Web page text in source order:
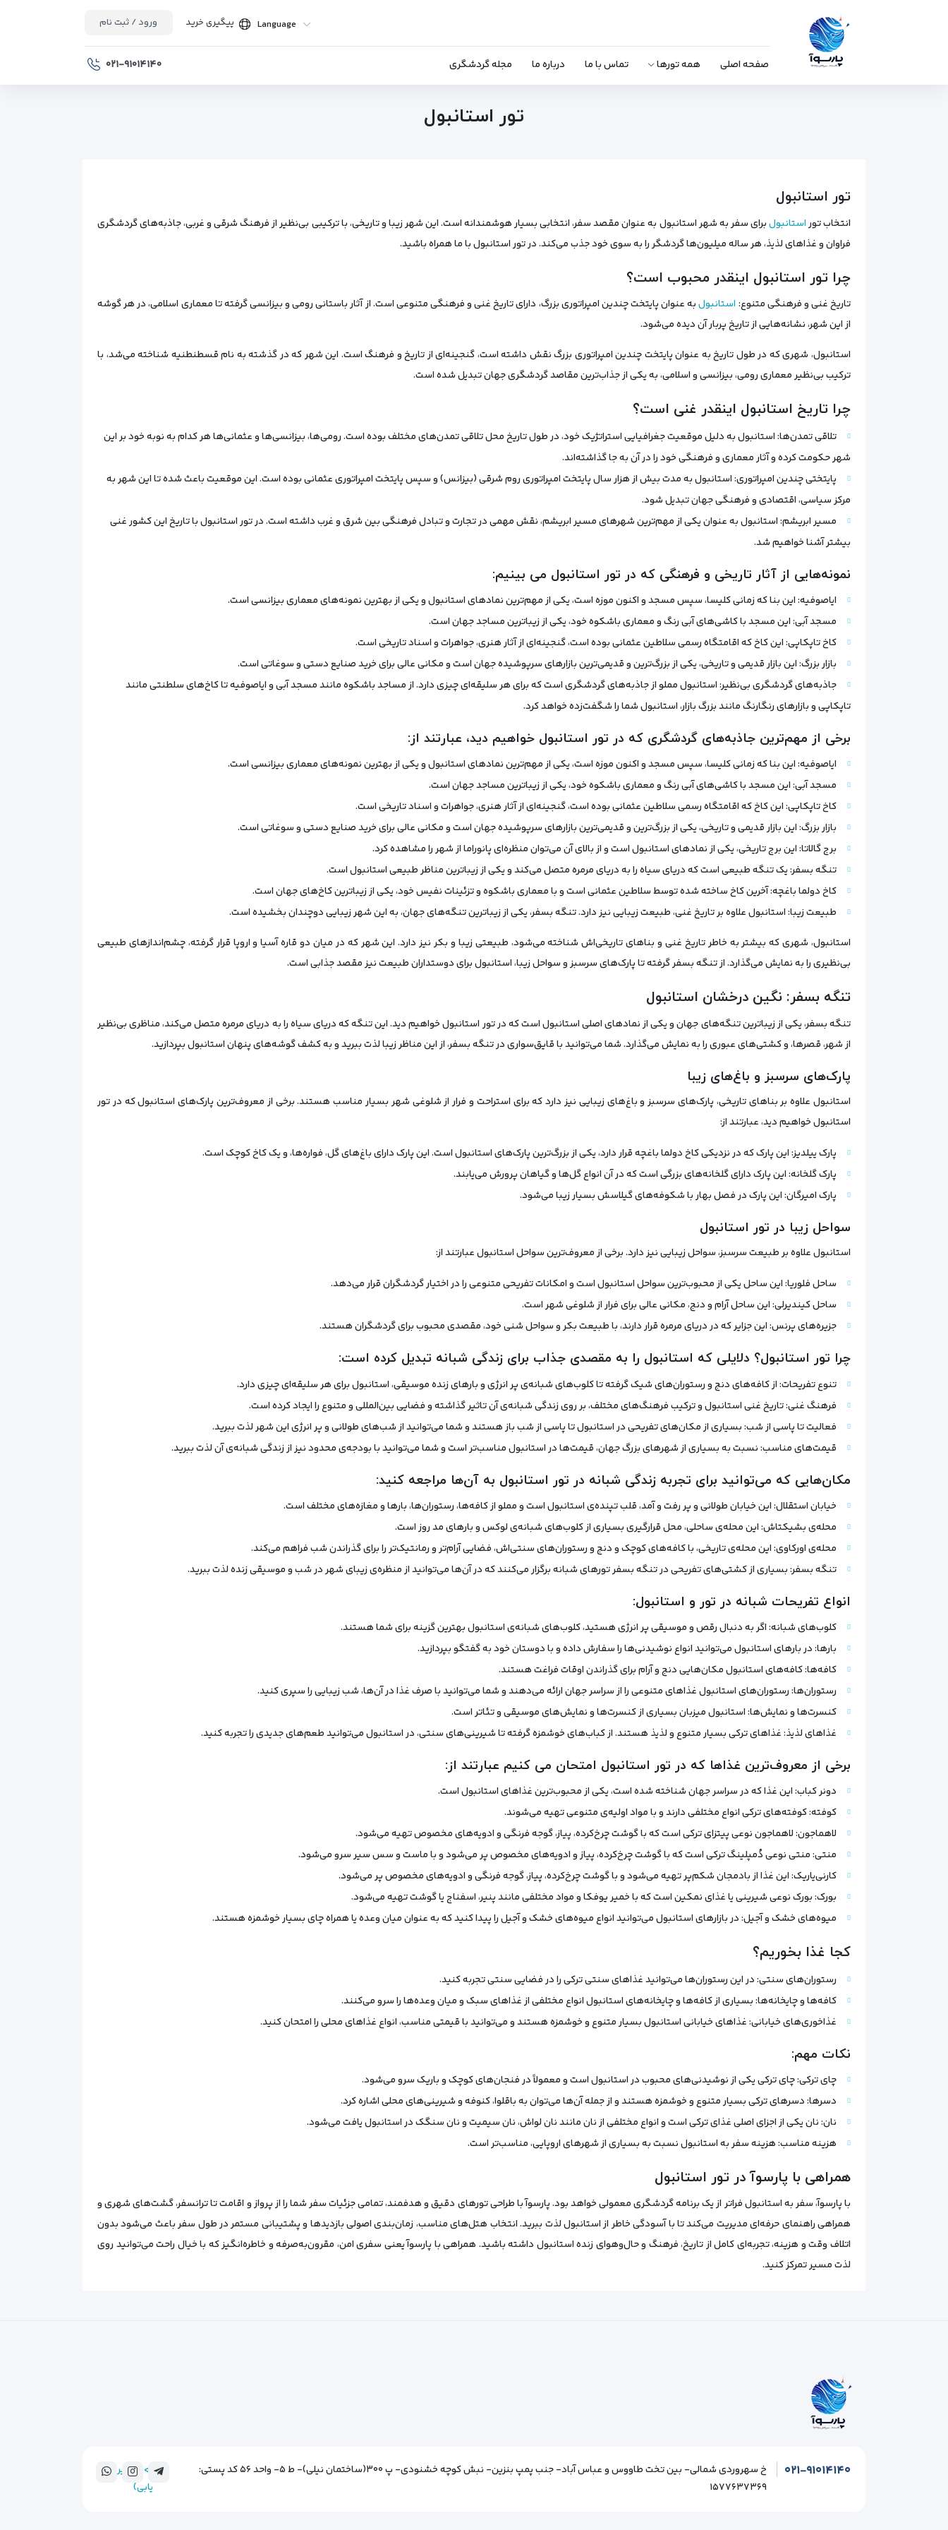
Language پیگیری خرید ورود / ثبت نام
صفحه اصلی همه تورها تماس با ما درباره ما مجله گردشگری ۰۲۱-۹۱۰۱۴۱۴۰
تور استانبول
تور استانبول
انتخاب توراستانبولبرای سفر به شهر استانبول به عنوان مقصد سفر، انتخابی بسیار هوشمندانه است. این شهر زیبا و تاریخی، با ترکیبی بی‌نظیر از فرهنگ شرقی و غربی، جاذبه‌های گردشگری
فراوان و غذاهای لذیذ، هر ساله میلیون‌ها گردشگر را به سوی خود جذب می‌کند. در تور استانبول با ما همراه باشید.
چرا تور استانبول اینقدر محبوب است؟
تاریخ غنی و فرهنگی متنوع: استانبولبه عنوان پایتخت چندین امپراتوری بزرگ، دارای تاریخ غنی و فرهنگی متنوعی است. از آثار باستانی رومی و بیزانسی گرفته تا معماری اسلامی، در هر گوشه
از این شهر، نشانه‌هایی از تاریخ پربار آن دیده می‌شود.
استانبول، شهری که در طول تاریخ به عنوان پایتخت چندین امپراتوری بزرگ نقش داشته است، گنجینه‌ای از تاریخ و فرهنگ است. این شهر که در گذشته به نام قسطنطنیه شناخته می‌شد، با
ترکیب بی‌نظیر معماری رومی، بیزانسی و اسلامی، به یکی از جذاب‌ترین مقاصد گردشگری جهان تبدیل شده است.
چرا تاریخ استانبول اینقدر غنی است؟
تلاقی تمدن‌ها: استانبول به دلیل موقعیت جغرافیایی استراتژیک خود، در طول تاریخ محل تلاقی تمدن‌های مختلف بوده است. رومی‌ها، بیزانسی‌ها و عثمانی‌ها هر کدام به نوبه خود بر این
شهر حکومت کرده و آثار معماری و فرهنگی خود را در آن به جا گذاشته‌اند.
پایتختی چندین امپراتوری: استانبول به مدت بیش از هزار سال پایتخت امپراتوری روم شرقی (بیزانس) و سپس پایتخت امپراتوری عثمانی بوده است. این موقعیت باعث شده تا این شهر به
مرکز سیاسی، اقتصادی و فرهنگی جهان تبدیل شود.
مسیر ابریشم: استانبول به عنوان یکی از مهم‌ترین شهرهای مسیر ابریشم، نقش مهمی در تجارت و تبادل فرهنگی بین شرق و غرب داشته است. در تور استانبول با تاریخ این کشور غنی
بیشتر آشنا خواهیم شد.
نمونه‌هایی از آثار تاریخی و فرهنگی که در تور استانبول می بینیم:
ایاصوفیه: این بنا که زمانی کلیسا، سپس مسجد و اکنون موزه است، یکی از مهم‌ترین نمادهای استانبول و یکی از بهترین نمونه‌های معماری بیزانسی است.
مسجد آبی: این مسجد با کاشی‌های آبی رنگ و معماری باشکوه خود، یکی از زیباترین مساجد جهان است.
کاخ تاپکاپی: این کاخ که اقامتگاه رسمی سلاطین عثمانی بوده است، گنجینه‌ای از آثار هنری، جواهرات و اسناد تاریخی است.
بازار بزرگ: این بازار قدیمی و تاریخی، یکی از بزرگ‌ترین و قدیمی‌ترین بازارهای سرپوشیده جهان است و مکانی عالی برای خرید صنایع دستی و سوغاتی است.
جاذبه‌های گردشگری بی‌نظیر: استانبول مملو از جاذبه‌های گردشگری است که برای هر سلیقه‌ای چیزی دارد. از مساجد باشکوه مانند مسجد آبی و ایاصوفیه تا کاخ‌های سلطنتی مانند
تاپکاپی و بازارهای رنگارنگ مانند بزرگ بازار، استانبول شما را شگفت‌زده خواهد کرد.
برخی از مهم‌ترین جاذبه‌های گردشگری که در تور استانبول خواهیم دید، عبارتند از:
ایاصوفیه: این بنا که زمانی کلیسا، سپس مسجد و اکنون موزه است، یکی از مهم‌ترین نمادهای استانبول و یکی از بهترین نمونه‌های معماری بیزانسی است.
مسجد آبی: این مسجد با کاشی‌های آبی رنگ و معماری باشکوه خود، یکی از زیباترین مساجد جهان است.
کاخ تاپکاپی: این کاخ که اقامتگاه رسمی سلاطین عثمانی بوده است، گنجینه‌ای از آثار هنری، جواهرات و اسناد تاریخی است.
بازار بزرگ: این بازار قدیمی و تاریخی، یکی از بزرگ‌ترین و قدیمی‌ترین بازارهای سرپوشیده جهان است و مکانی عالی برای خرید صنایع دستی و سوغاتی است.
برج گالاتا: این برج تاریخی، یکی از نمادهای استانبول است و از بالای آن می‌توان منظره‌ای پانوراما از شهر را مشاهده کرد.
تنگه بسفر: یک تنگه طبیعی است که دریای سیاه را به دریای مرمره متصل می‌کند و یکی از زیباترین مناظر طبیعی استانبول است.
کاخ دولما باغچه: آخرین کاخ ساخته شده توسط سلاطین عثمانی است و با معماری باشکوه و تزئینات نفیس خود، یکی از زیباترین کاخ‌های جهان است.
طبیعت زیبا: استانبول علاوه بر تاریخ غنی، طبیعت زیبایی نیز دارد. تنگه بسفر، یکی از زیباترین تنگه‌های جهان، به این شهر زیبایی دوچندان بخشیده است.
استانبول، شهری که بیشتر به خاطر تاریخ غنی و بناهای تاریخی‌اش شناخته می‌شود، طبیعتی زیبا و بکر نیز دارد. این شهر که در میان دو قاره آسیا و اروپا قرار گرفته، چشم‌اندازهای طبیعی
بی‌نظیری را به نمایش می‌گذارد. از تنگه بسفر گرفته تا پارک‌های سرسبز و سواحل زیبا، استانبول برای دوستداران طبیعت نیز مقصد جذابی است.
تنگه بسفر: نگین درخشان استانبول
تنگه بسفر، یکی از زیباترین تنگه‌های جهان و یکی از نمادهای اصلی استانبول است که در تور استانبول خواهیم دید. این تنگه که دریای سیاه را به دریای مرمره متصل می‌کند، مناظری بی‌نظیر
از شهر، قصرها، و کشتی‌های عبوری را به نمایش می‌گذارد. شما می‌توانید با قایق‌سواری در تنگه بسفر، از این مناظر زیبا لذت ببرید و به کشف گوشه‌های پنهان استانبول بپردازید.
پارک‌های سرسبز و باغ‌های زیبا
استانبول علاوه بر بناهای تاریخی، پارک‌های سرسبز و باغ‌های زیبایی نیز دارد که برای استراحت و فرار از شلوغی شهر بسیار مناسب هستند. برخی از معروف‌ترین پارک‌های استانبول که در تور
استانبول خواهیم دید، عبارتند از:
پارک ییلدیز: این پارک که در نزدیکی کاخ دولما باغچه قرار دارد، یکی از بزرگ‌ترین پارک‌های استانبول است. این پارک دارای باغ‌های گل، فواره‌ها، و یک کاخ کوچک است.
پارک گلخانه: این پارک دارای گلخانه‌های بزرگی است که در آن انواع گل‌ها و گیاهان پرورش می‌یابند.
پارک امیرگان: این پارک در فصل بهار با شکوفه‌های گیلاسش بسیار زیبا می‌شود.
سواحل زیبا در تور استانبول
استانبول علاوه بر طبیعت سرسبز، سواحل زیبایی نیز دارد. برخی از معروف‌ترین سواحل استانبول عبارتند از:
ساحل فلوریا: این ساحل یکی از محبوب‌ترین سواحل استانبول است و امکانات تفریحی متنوعی را در اختیار گردشگران قرار می‌دهد.
ساحل کیندیرلی: این ساحل آرام و دنج، مکانی عالی برای فرار از شلوغی شهر است.
جزیره‌های پرنس: این جزایر که در دریای مرمره قرار دارند، با طبیعت بکر و سواحل شنی خود، مقصدی محبوب برای گردشگران هستند.
چرا تور استانبول؟ دلایلی که استانبول را به مقصدی جذاب برای زندگی شبانه تبدیل کرده است:
تنوع تفریحات: از کافه‌های دنج و رستوران‌های شیک گرفته تا کلوب‌های شبانه‌ی پر انرژی و بارهای زنده موسیقی، استانبول برای هر سلیقه‌ای چیزی دارد.
فرهنگ غنی: تاریخ غنی استانبول و ترکیب فرهنگ‌های مختلف، بر روی زندگی شبانه‌ی آن تاثیر گذاشته و فضایی بین‌المللی و متنوع را ایجاد کرده است.
فعالیت تا پاسی از شب: بسیاری از مکان‌های تفریحی در استانبول تا پاسی از شب باز هستند و شما می‌توانید از شب‌های طولانی و پر انرژی این شهر لذت ببرید.
قیمت‌های مناسب: نسبت به بسیاری از شهرهای بزرگ جهان، قیمت‌ها در استانبول مناسب‌تر است و شما می‌توانید با بودجه‌ی محدود نیز از زندگی شبانه‌ی آن لذت ببرید.
مکان‌هایی که می‌توانید برای تجربه زندگی شبانه‌ در تور استانبول به آن‌ها مراجعه کنید:
خیابان استقلال: این خیابان طولانی و پر رفت و آمد، قلب تپنده‌ی استانبول است و مملو از کافه‌ها، رستوران‌ها، بارها و مغازه‌های مختلف است.
محله‌ی بشیکتاش: این محله‌ی ساحلی، محل قرارگیری بسیاری از کلوب‌های شبانه‌ی لوکس و بارهای مد روز است.
محله‌ی اورکاوی: این محله‌ی تاریخی، با کافه‌های کوچک و دنج و رستوران‌های سنتی‌اش، فضایی آرام‌تر و رمانتیک‌تر را برای گذراندن شب فراهم می‌کند.
تنگه بسفر: بسیاری از کشتی‌های تفریحی در تنگه بسفر تورهای شبانه برگزار می‌کنند که در آن‌ها می‌توانید از منظره‌ی زیبای شهر در شب و موسیقی زنده لذت ببرید.
انواع تفریحات شبانه در تور و استانبول:
کلوب‌های شبانه: اگر به دنبال رقص و موسیقی پر انرژی هستید، کلوب‌های شبانه‌ی استانبول بهترین گزینه برای شما هستند.
بارها: در بارهای استانبول می‌توانید انواع نوشیدنی‌ها را سفارش داده و با دوستان خود به گفتگو بپردازید.
کافه‌ها: کافه‌های استانبول مکان‌هایی دنج و آرام برای گذراندن اوقات فراغت هستند.
رستوران‌ها: رستوران‌های استانبول غذاهای متنوعی را از سراسر جهان ارائه می‌دهند و شما می‌توانید با صرف غذا در آن‌ها، شب زیبایی را سپری کنید.
کنسرت‌ها و نمایش‌ها: استانبول میزبان بسیاری از کنسرت‌ها و نمایش‌های موسیقی و تئاتر است.
غذاهای لذیذ: غذاهای ترکی بسیار متنوع و لذیذ هستند. از کباب‌های خوشمزه گرفته تا شیرینی‌های سنتی، در استانبول می‌توانید طعم‌های جدیدی را تجربه کنید.
برخی از معروف‌ترین غذاها که در تور استانبول امتحان می کنیم عبارتند از:
دونر کباب: این غذا که در سراسر جهان شناخته شده است، یکی از محبوب‌ترین غذاهای استانبول است.
کوفته: کوفته‌های ترکی انواع مختلفی دارند و با مواد اولیه‌ی متنوعی تهیه می‌شوند.
لاهماجون: لاهماجون نوعی پیتزای ترکی است که با گوشت چرخ‌کرده، پیاز، گوجه فرنگی و ادویه‌های مخصوص تهیه می‌شود.
منتی: منتی نوعی دُمپلینگ ترکی است که با گوشت چرخ‌کرده، پیاز و ادویه‌های مخصوص پر می‌شود و با ماست و سس سیر سرو می‌شود.
کارنی‌یاریک: این غذا از بادمجان شکم‌پر تهیه می‌شود و با گوشت چرخ‌کرده، پیاز، گوجه فرنگی و ادویه‌های مخصوص پر می‌شود.
بورک: بورک نوعی شیرینی یا غذای نمکین است که با خمیر یوفکا و مواد مختلفی مانند پنیر، اسفناج یا گوشت تهیه می‌شود.
میوه‌های خشک و آجیل: در بازارهای استانبول می‌توانید انواع میوه‌های خشک و آجیل را پیدا کنید که به عنوان میان وعده یا همراه چای بسیار خوشمزه هستند.
کجا غذا بخوریم؟
رستوران‌های سنتی: در این رستوران‌ها می‌توانید غذاهای سنتی ترکی را در فضایی سنتی تجربه کنید.
کافه‌ها و چایخانه‌ها: بسیاری از کافه‌ها و چایخانه‌های استانبول انواع مختلفی از غذاهای سبک و میان وعده‌ها را سرو می‌کنند.
غذاخوری‌های خیابانی: غذاهای خیابانی استانبول بسیار متنوع و خوشمزه هستند و می‌توانید با قیمتی مناسب، انواع غذاهای محلی را امتحان کنید.
نکات مهم:
چای ترکی: چای ترکی یکی از نوشیدنی‌های محبوب در استانبول است و معمولاً در فنجان‌های کوچک و باریک سرو می‌شود.
دسرها: دسرهای ترکی بسیار متنوع و خوشمزه هستند و از جمله آن‌ها می‌توان به باقلوا، کنوفه و شیرینی‌های محلی اشاره کرد.
نان: نان یکی از اجزای اصلی غذای ترکی است و انواع مختلفی از نان مانند نان لواش، نان سیمیت و نان سنگک در استانبول یافت می‌شود.
هزینه مناسب: هزینه سفر به استانبول نسبت به بسیاری از شهرهای اروپایی، مناسب‌تر است.
همراهی با پارسوآ در تور استانبول
با پارسوآ، سفر به استانبول فراتر از یک برنامه گردشگری معمولی خواهد بود. پارسوآ با طراحی تورهای دقیق و هدفمند، تمامی جزئیات سفر شما را از پرواز و اقامت تا ترانسفر، گشت‌های شهری و
همراهی راهنمای حرفه‌ای مدیریت می‌کند تا با آسودگی خاطر از استانبول لذت ببرید. انتخاب هتل‌های مناسب، زمان‌بندی اصولی بازدیدها و پشتیبانی مستمر در طول سفر باعث می‌شود بدون
اتلاف وقت و هزینه، تجربه‌ای کامل از تاریخ، فرهنگ و حال‌وهوای زنده استانبول داشته باشید. همراهی با پارسوآ یعنی سفری امن، مقرون‌به‌صرفه و خاطره‌انگیز که با خیال راحت می‌توانید روی
لذت مسیر تمرکز کنید.
۰۲۱-۹۱۰۱۴۱۴۰
خ سهروردی شمالی- بین تخت طاووس و عباس آباد- جنب پمپ بنزین- نبش کوچه خشنودی- پ ۳۰۰(ساختمان نیلی)- ط ۵- واحد ۵۶ کد پستی:
۱۵۷۷۶۳۷۳۶۹
">(مسیر
یابی)